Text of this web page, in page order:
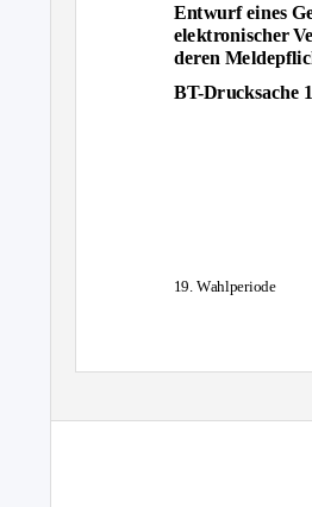
Entwurf eines
elektronischer
deren
BT-Drucksache
19. Wahlperiode